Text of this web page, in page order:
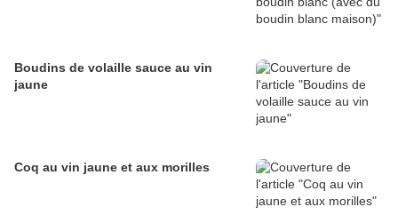
Boudins de volaille sauce au vin
jaune
Coq au vin jaune et aux morilles